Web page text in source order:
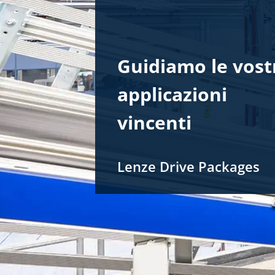
Guidiamo le
applicazioni
vincenti
Lenze​ Drive Packages